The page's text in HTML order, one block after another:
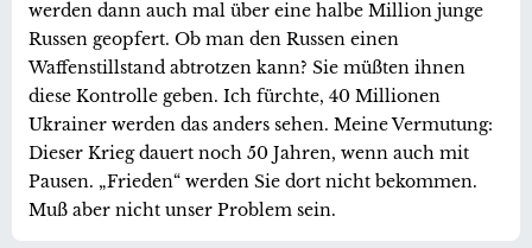
werden dann auch mal über eine halbe Million junge
Russen geopfert. Ob man den Russen einen
Waffenstillstand abtrotzen kann? Sie müßten ihnen
diese Kontrolle geben. Ich fürchte, 40 Millionen
Ukrainer werden das anders sehen. Meine Vermutung:
Dieser Krieg dauert noch 50 Jahren, wenn auch mit
Pausen. „Frieden“ werden Sie dort nicht bekommen.
Muß aber nicht unser Problem sein.